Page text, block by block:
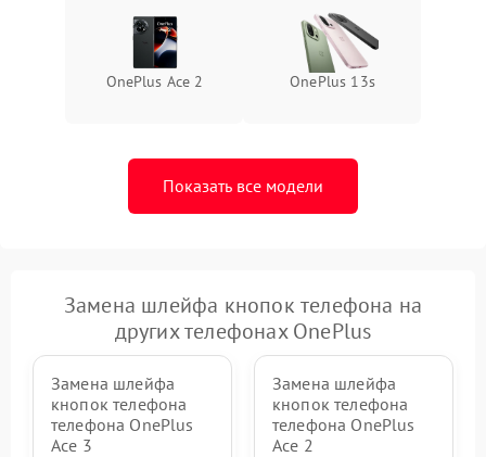
OnePlus Ace 2 OnePlus 13s
Показать все модели
Замена шлейфа кнопок телефона на
других телефонах OnePlus
Замена шлейфа
кнопок телефона
телефона OnePlus
Ace 3
Замена шлейфа
кнопок телефона
телефона OnePlus
Ace 2